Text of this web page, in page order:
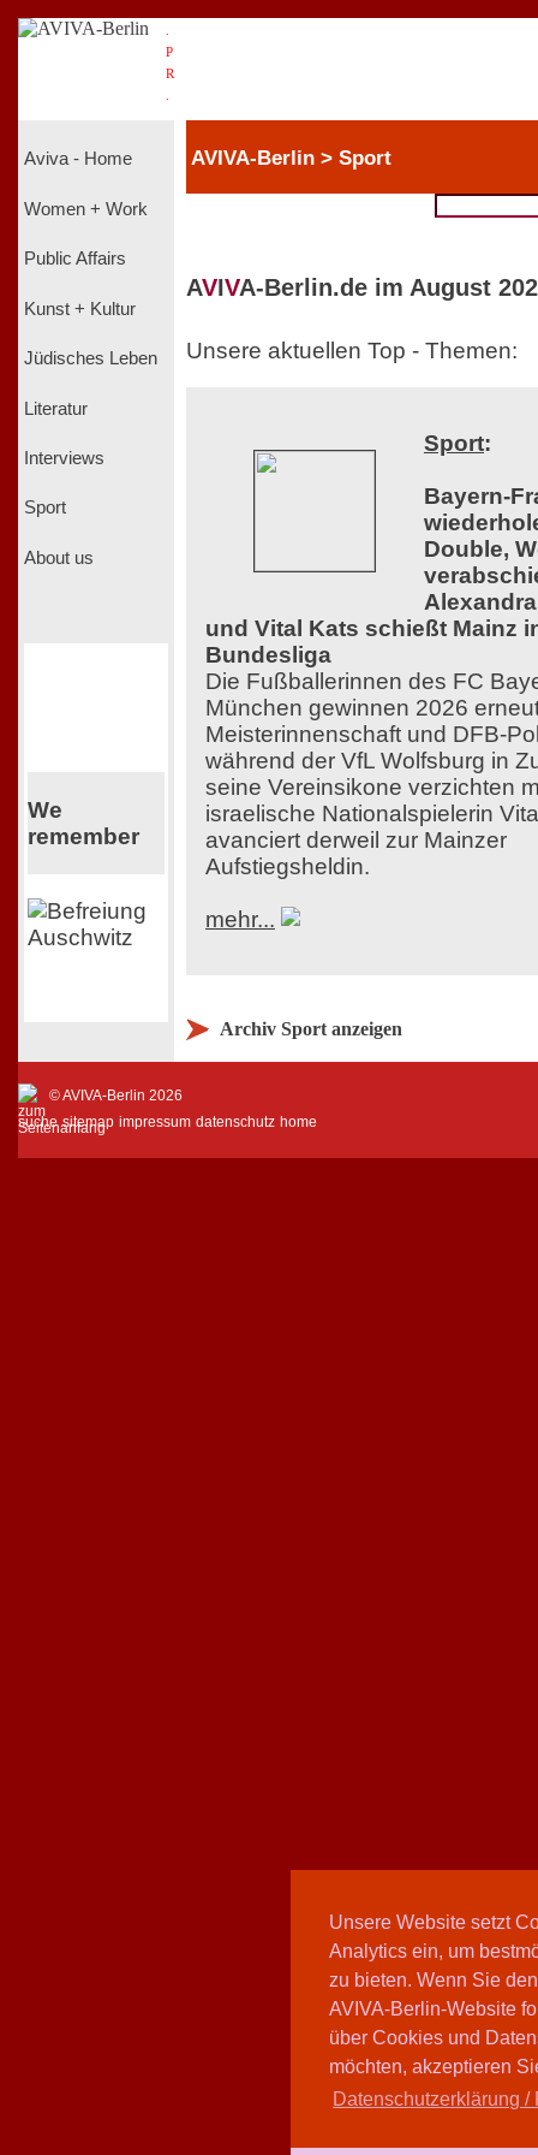
Unsere Website setzt
Analytics ein, um
zu bieten. Wenn Sie
AVIVA-Berlin-Website
über Cookies und
möchten, akzeptieren
Datenschutzerklärung /
P
R
Aviva - Home
Women + Work
Public Affairs
Kunst + Kultur
Jüdisches Leben
Literatur
Interviews
Sport
About us
We
remember
AVIVA-Berlin > Sport
AVIVA-Berlin.de im August
Unsere aktuellen Top - Themen:
Sport:
Bayern-
Double,
und Vital Kats schießt Mainz
Bundesliga
Die Fußballerinnen des FC
München gewinnen 2026
Meisterinnenschaft und DFB-
während der VfL Wolfsburg in
seine Vereinsikone verzichten
israelische Nationalspielerin
avanciert derweil zur Mainzer
Aufstiegsheldin.
mehr...
Archiv Sport anzeigen
© AVIVA-Berlin 2026
suche sitemap impressum datenschutz home